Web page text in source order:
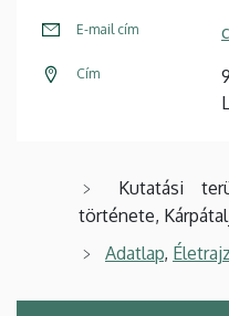
E-mail cím
Cím
Kutatási
története,
Adatlap, Életrajz